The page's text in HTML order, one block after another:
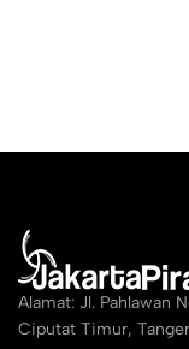
Alamat: Jl. Pahlawan
Ciputat Timur,